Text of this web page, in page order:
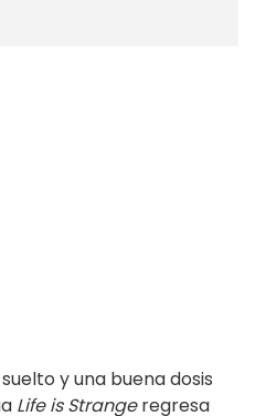
y una buena dosis
Life is Strangeregresa